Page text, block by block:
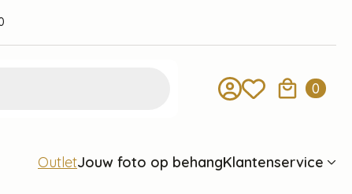
0
OutletJouw foto op behangKlantenservice